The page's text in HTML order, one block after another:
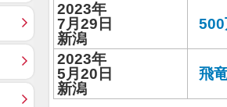
2023年
7月29日
新潟
2023年
5月20日
新潟
飛